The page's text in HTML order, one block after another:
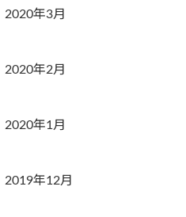
2020年3月
2020年2月
2020年1月
2019年12月